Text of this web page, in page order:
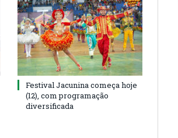
Festival Jacunina começa hoje
(12), com programação
diversificada